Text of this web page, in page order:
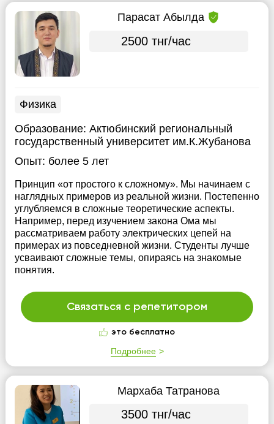
Парасат Абылда
2500 тнг/час
Физика
Образование: Актюбинский региональный
государственный университет им.К.Жубанова
Опыт: более 5 лет
Принцип «от простого к сложному». Мы начинаем с
наглядных примеров из реальной жизни. Постепенно
углубляемся в сложные теоретические аспекты.
Например, перед изучением закона Ома мы
рассматриваем работу электрических цепей на
примерах из повседневной жизни. Студенты лучше
усваивают сложные темы, опираясь на знакомые
понятия.
Связаться с репетитором
это бесплатно
Подробнее
Мархаба Татранова
3500 тнг/час